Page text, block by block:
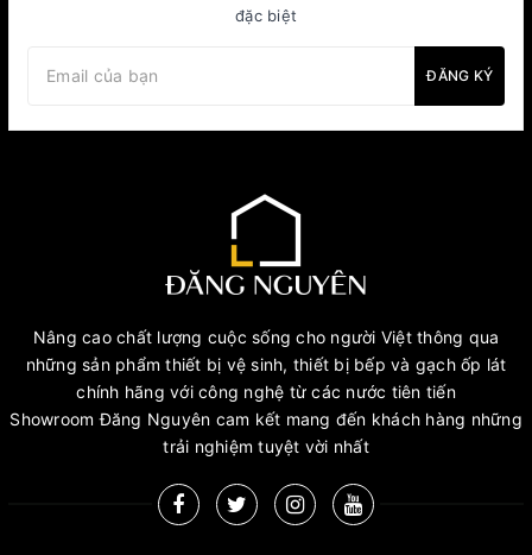
đặc biệt
ĐĂNG KÝ
Nâng cao chất lượng cuộc sống cho người Việt thông qua
những sản phẩm thiết bị vệ sinh, thiết bị bếp và gạch ốp lát
chính hãng với công nghệ từ các nước tiên tiến
Showroom Đăng Nguyên cam kết mang đến khách hàng những
trải nghiệm tuyệt vời nhất